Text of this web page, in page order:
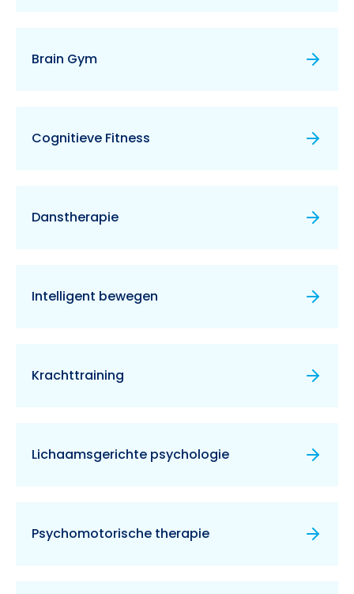
Brain Gym
Cognitieve Fitness
Danstherapie
Intelligent bewegen
Krachttraining
Lichaamsgerichte psychologie
Psychomotorische therapie